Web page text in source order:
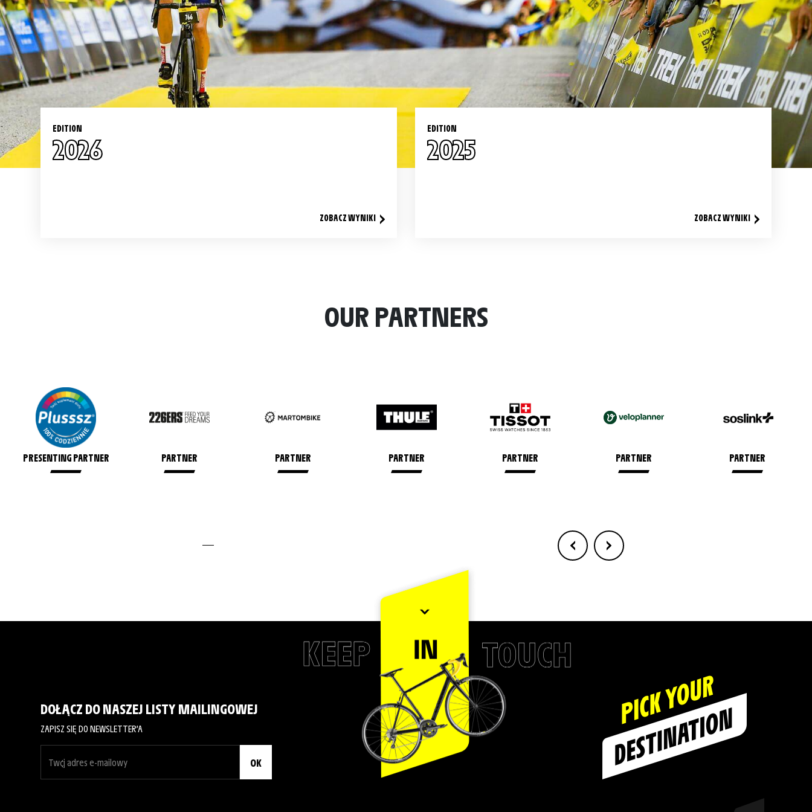
EDITION
2026
ZOBACZ WYNIKI
EDITION
2025
ZOBACZ WYNIKI
OUR PARTNERS
PRESENTING PARTNER PARTNER PARTNER PARTNER PARTNER PARTNER PARTNER
DOŁĄCZ DO NASZEJ LISTY MAILINGOWEJ
ZAPISZ SIĘ DO NEWSLETTER’A
OK